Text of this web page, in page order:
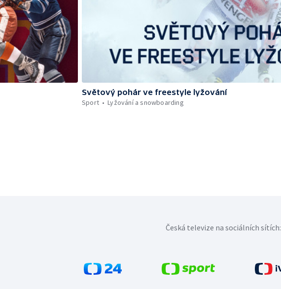
Světový pohár ve freestyle lyžování
Sport
Lyžování a snowboarding
Česká televize na sociálních sítích: